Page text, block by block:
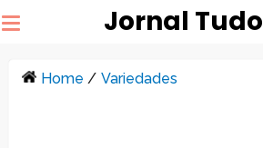
Jornal Tudo
Home / Variedades